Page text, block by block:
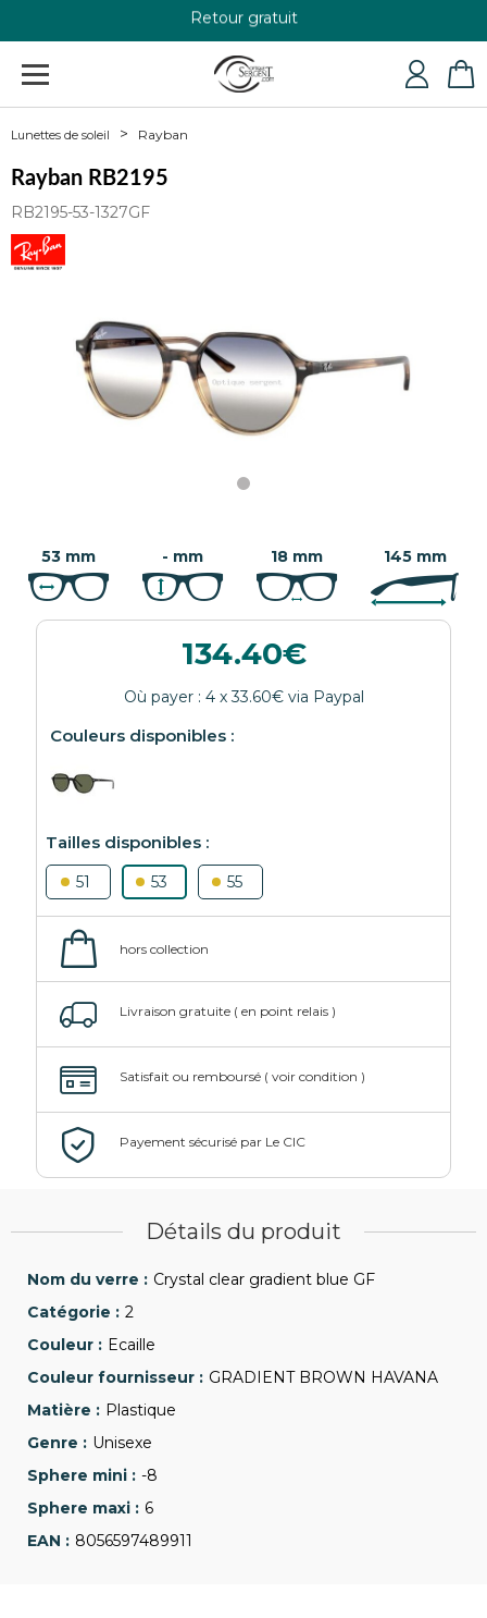
+33 4 79 24 76 84
Lunettes de soleil Rayban
Rayban RB2195
RB2195-53-1327GF
53 mm - mm 18 mm 145 mm
134.40
51 53 55
Détails du produit
Crystal clear gradient blue GF
2
Ecaille
GRADIENT BROWN HAVANA
Plastique
Unisexe
-8
6
8056597489911